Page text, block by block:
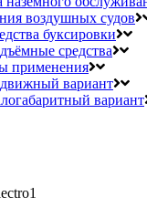
воздушных судов
буксировки
средства
применения
вариант
вариант